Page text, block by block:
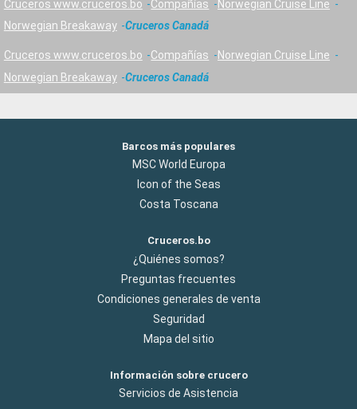
Cruceros www.cruceros.bo Compañías
Norwegian Cruise Line
Norwegian Breakaway
Cruceros Canadá
Cruceros www.cruceros.bo Compañías
Norwegian Cruise Line
Norwegian Breakaway
Cruceros Canadá
Barcos más populares
MSC World Europa
Icon of the Seas
Costa Toscana
Cruceros.bo
¿Quiénes somos?
Preguntas frecuentes
Condiciones generales de venta
Seguridad
Mapa del sitio
Información sobre crucero
Servicios de Asistencia